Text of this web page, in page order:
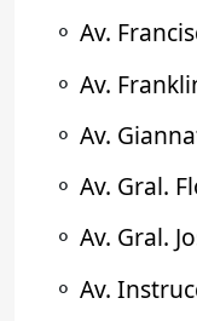
⚬ Av.
⚬ Av.
⚬ Av.
⚬ Av. Gral.
⚬ Av. Gral.
⚬ Av.